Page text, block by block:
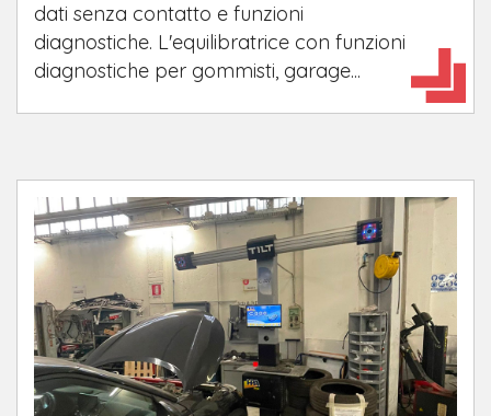
dati senza contatto e funzioni
diagnostiche. L'equilibratrice con funzioni
diagnostiche per gommisti, garage...